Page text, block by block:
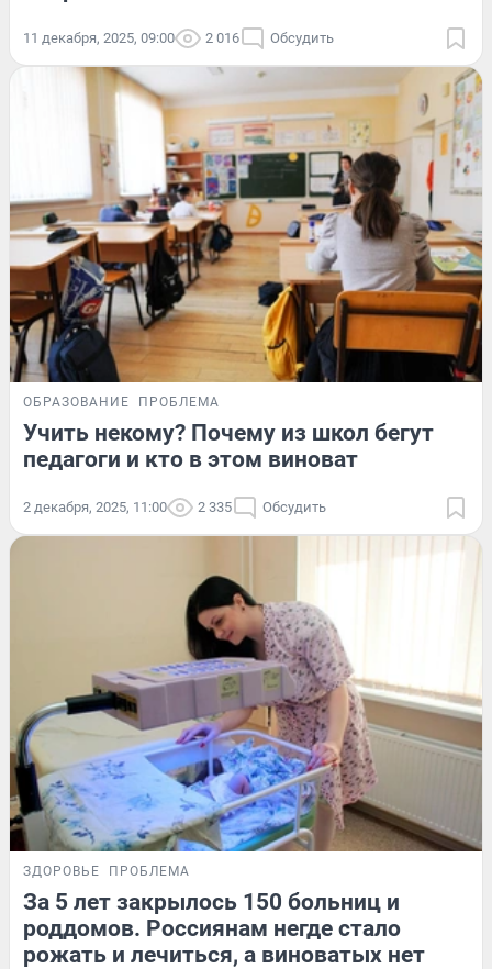
11 декабря, 2025, 09:00 2 016 Обсудить
ОБРАЗОВАНИЕ ПРОБЛЕМА
Учить некому? Почему из школ бегут
педагоги и кто в этом виноват
2 декабря, 2025, 11:00 2 335 Обсудить
ЗДОРОВЬЕ ПРОБЛЕМА
За 5 лет закрылось 150 больниц и
роддомов. Россиянам негде стало
рожать и лечиться, а виноватых нет